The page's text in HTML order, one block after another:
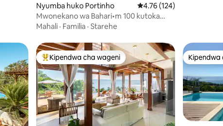
Nyumba huko Portinho Ukadiriaji wa wastani wa
4.76 (124)
Mwonekano wa Bahari•m 100 kutoka
Ufukweni•AR•Jiko la kuchomea
Mahali · Familia · Starehe
Kipendwa maarufu cha wageni
Kipendwa cha wageni Kipendwa
Kipendwa